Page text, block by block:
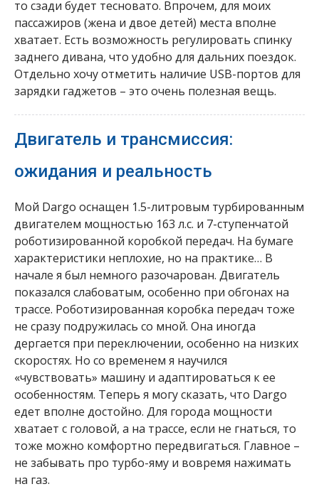
то сзади будет тесновато. Впрочем, для моих
пассажиров (жена и двое детей) места вполне
хватает. Есть возможность регулировать спинку
заднего дивана, что удобно для дальних поездок.
Отдельно хочу отметить наличие USB-портов для
зарядки гаджетов – это очень полезная вещь.
Двигатель и трансмиссия:
ожидания и реальность
Мой Dargo оснащен 1.5-литровым турбированным
двигателем мощностью 163 л.с. и 7-ступенчатой
роботизированной коробкой передач. На бумаге
характеристики неплохие, но на практике… В
начале я был немного разочарован. Двигатель
показался слабоватым, особенно при обгонах на
трассе. Роботизированная коробка передач тоже
не сразу подружилась со мной. Она иногда
дергается при переключении, особенно на низких
скоростях. Но со временем я научился
«чувствовать» машину и адаптироваться к ее
особенностям. Теперь я могу сказать, что Dargo
едет вполне достойно. Для города мощности
хватает с головой, а на трассе, если не гнаться, то
тоже можно комфортно передвигаться. Главное –
не забывать про турбо-яму и вовремя нажимать
на газ.